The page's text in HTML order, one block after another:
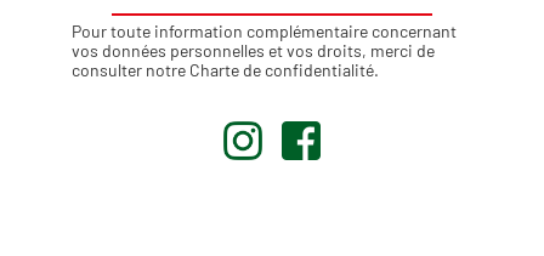
Pour toute information complémentaire concernant
vos données personnelles et vos droits, merci de
consulter notre Charte de confidentialité.
. .